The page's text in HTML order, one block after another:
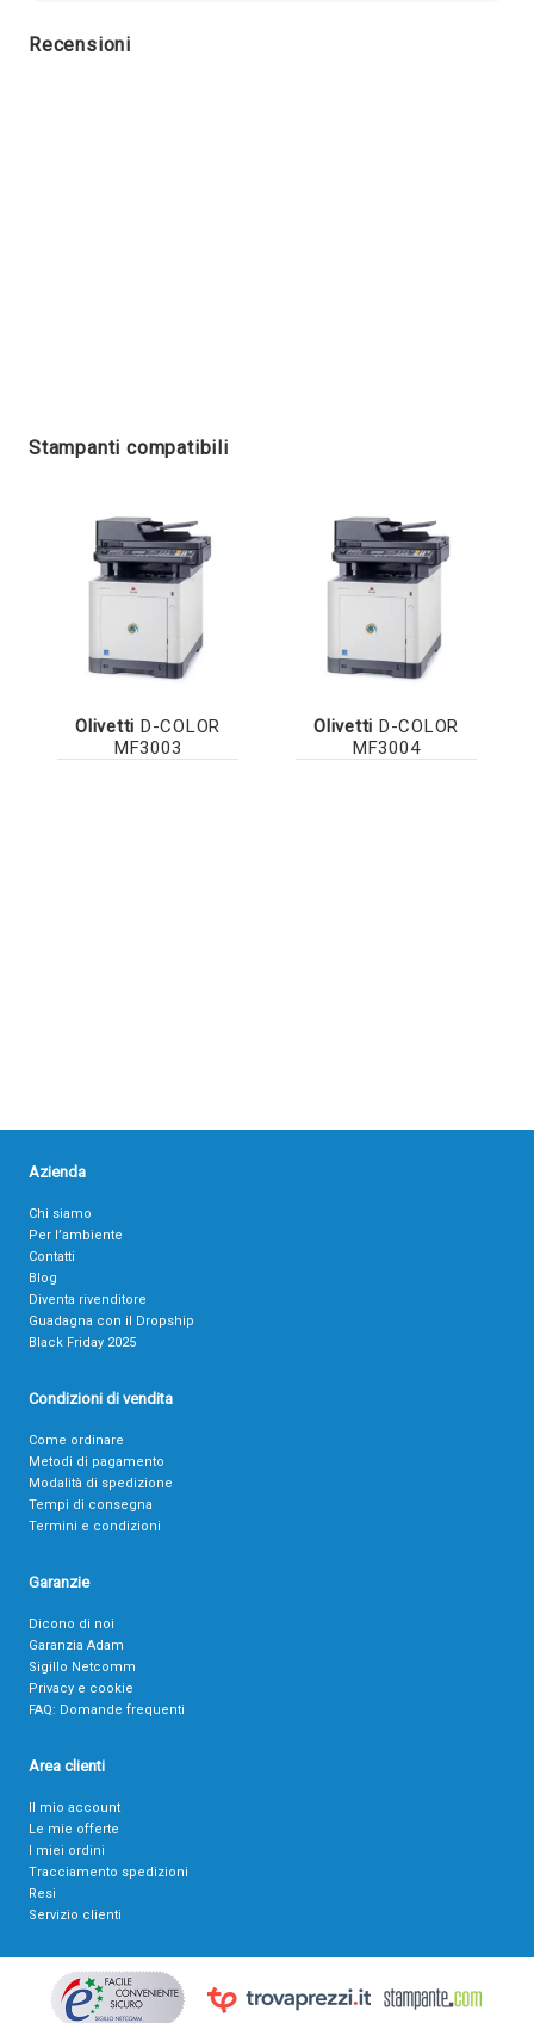
Recensioni
Stampanti compatibili
Olivetti D-COLOR
MF3003
Olivetti D-COLOR
MF3004
Azienda
Chi siamo
Per l’ambiente
Contatti
Blog
Diventa rivenditore
Guadagna con il Dropship
Black Friday 2025
Condizioni di vendita
Come ordinare
Metodi di pagamento
Modalità di spedizione
Tempi di consegna
Termini e condizioni
Garanzie
Dicono di noi
Garanzia Adam
Sigillo Netcomm
Privacy e cookie
FAQ: Domande frequenti
Area clienti
Il mio account
Le mie offerte
I miei ordini
Tracciamento spedizioni
Resi
Servizio clienti